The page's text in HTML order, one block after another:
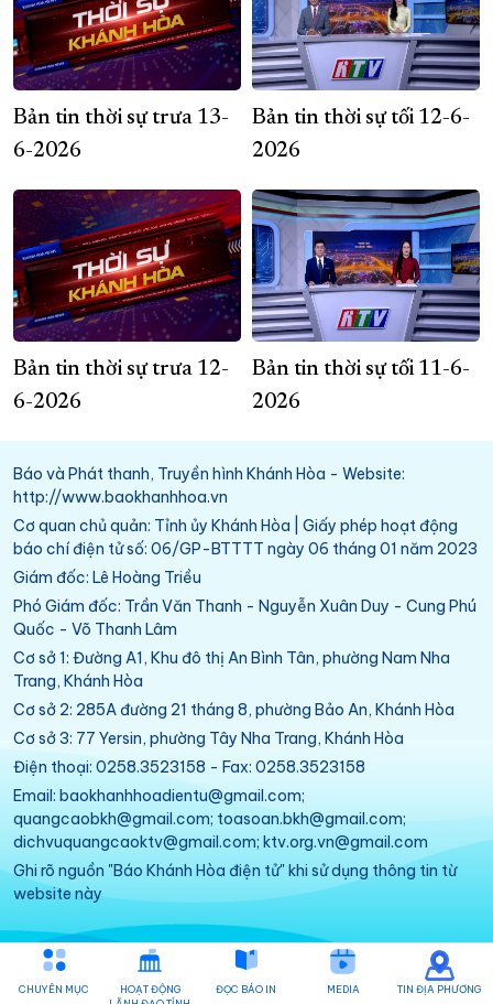
Bản tin thời sự trưa 13-
6-2026
Bản tin thời sự tối 12-6-
2026
Bản tin thời sự trưa 12-
6-2026
Bản tin thời sự tối 11-6-
2026
Báo và Phát thanh, Truyền hình Khánh Hòa - Website:
http://www.baokhanhhoa.vn
Cơ quan chủ quản: Tỉnh ủy Khánh Hòa | Giấy phép hoạt động
báo chí điện tử số: 06/GP-BTTTT ngày 06 tháng 01 năm 2023
Giám đốc: Lê Hoàng Triều
Phó Giám đốc: Trần Văn Thanh - Nguyễn Xuân Duy - Cung Phú
Quốc - Võ Thanh Lâm
Cơ sở 1: Đường A1, Khu đô thị An Bình Tân, phường Nam Nha
Trang, Khánh Hòa
Cơ sở 2: 285A đường 21 tháng 8, phường Bảo An, Khánh Hòa
Cơ sở 3: 77 Yersin, phường Tây Nha Trang, Khánh Hòa
Điện thoại: 0258.3523158 - Fax: 0258.3523158
Email: baokhanhhoadientu@gmail.com;
quangcaobkh@gmail.com; toasoan.bkh@gmail.com;
dichvuquangcaoktv@gmail.com; ktv.org.vn@gmail.com
Ghi rõ nguồn "Báo Khánh Hòa điện tử" khi sử dụng thông tin từ
website này
CHUYÊN MỤC
HOẠT ĐỘNG
ĐỌC BÁO IN MEDIA TIN ĐỊA PHƯƠNG